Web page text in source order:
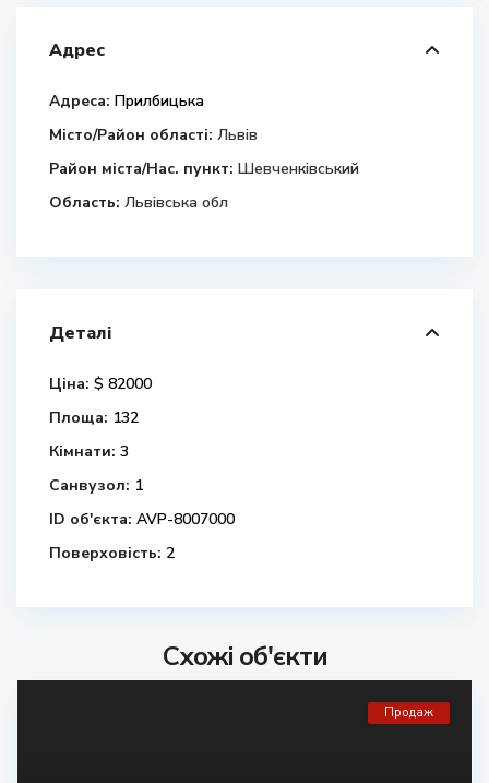
Адрес
Адреса: Прилбицька
Місто/Район області: Львів
Район міста/Нас. пункт: Шевченківський
Область: Львівська обл
Деталі
Ціна: $ 82000
Площа: 132
Кімнати: 3
Санвузол: 1
ID об'єкта: AVP-8007000
Поверховість: 2
Схожі об'єкти
Продаж